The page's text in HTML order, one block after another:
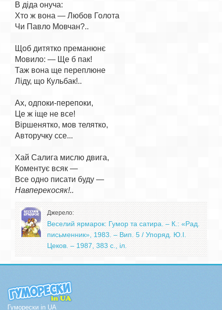
В діда онуча:
Хто ж вона — Любов Голота
Чи Павло Мовчан?..
Щоб дитятко преманюнє
Мовило: — Ще б пак!
Таж вона ще переплюне
Ліду, що Кульбак!..
Ах, одпоки-перепоки,
Це ж іще не все!
Віршенятко, мов телятко,
Авторучку ссе...
Хай Салига мислю двига,
Коментує всяк —
Навперекосяк!..
Джерело:
Веселий ярмарок: Гумор та сатира. – К.: «Рад.
письменник», 1983. – Вип. 5 / Упоряд. Ю.І.
Цеков. – 1987, 383 с., іл.
Гуморески in UA